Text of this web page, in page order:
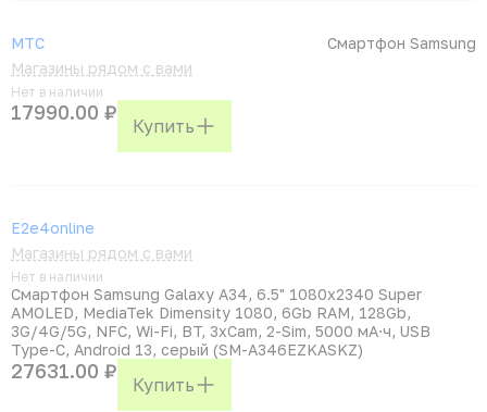
МТС
Магазины рядом с вами
Нет в наличии
Смартфон Samsung
17990.00 ₽
Купить
E2e4online
Магазины рядом с вами
Нет в наличии
Смартфон Samsung Galaxy A34, 6.5" 1080x2340 Super
AMOLED, MediaTek Dimensity 1080, 6Gb RAM, 128Gb,
3G/4G/5G, NFC, Wi-Fi, BT, 3xCam, 2-Sim, 5000 мА⋅ч, USB
Type-C, Android 13, серый (SM-A346EZKASKZ)
27631.00 ₽
Купить